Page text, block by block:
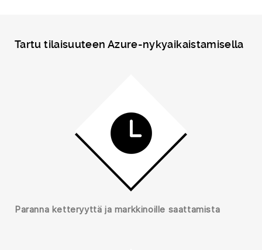
Tartu tilaisuuteen Azure-nykyaikaistamisella
Paranna ketteryyttä ja markkinoille saattamista